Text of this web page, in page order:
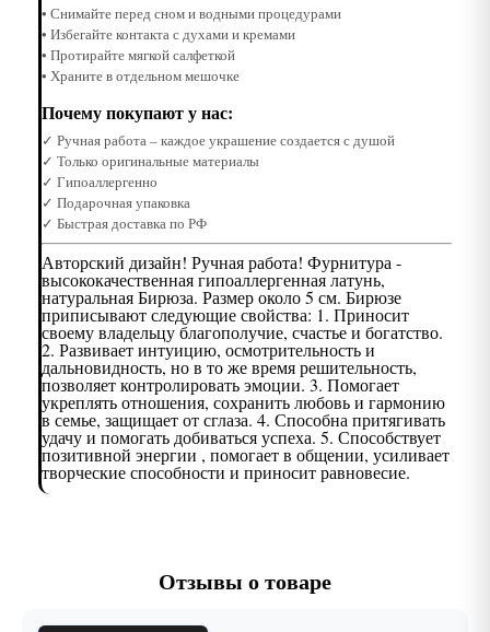
• Снимайте перед сном и водными процедурами
• Избегайте контакта с духами и кремами
• Протирайте мягкой салфеткой
• Храните в отдельном мешочке
Почему покупают у нас:
✓ Ручная работа – каждое украшение создается с душой
✓ Только оригинальные материалы
✓ Гипоаллергенно
✓ Подарочная упаковка
✓ Быстрая доставка по РФ
Авторский дизайн! Ручная работа! Фурнитура -
высококачественная гипоаллергенная латунь,
натуральная Бирюза. Размер около 5 см. Бирюзе
приписывают следующие свойства: 1. Приносит
своему владельцу благополучие, счастье и богатство.
2. Развивает интуицию, осмотрительность и
дальновидность, но в то же время решительность,
позволяет контролировать эмоции. 3. Помогает
укреплять отношения, сохранить любовь и гармонию
в семье, защищает от сглаза. 4. Способна притягивать
удачу и помогать добиваться успеха. 5. Способствует
позитивной энергии , помогает в общении, усиливает
творческие способности и приносит равновесие.
Отзывы о товаре